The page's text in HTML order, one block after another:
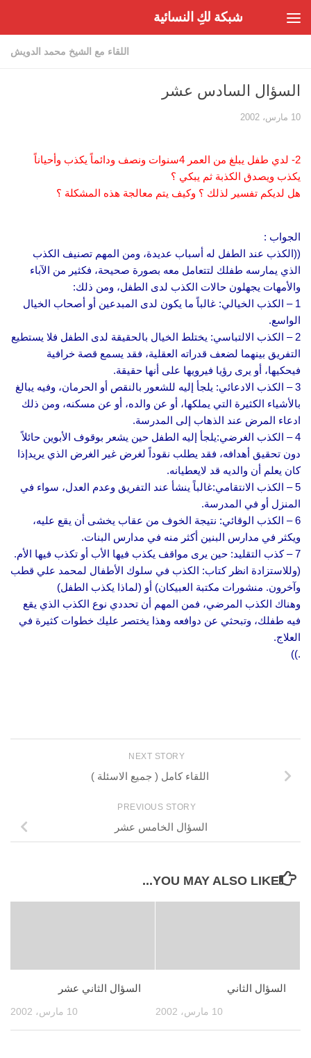
شبكة لكِ النسائية
اللقاء مع الشيخ محمد الدويش
السؤال السادس عشر
10 مارس، 2002
2- لدي طفل يبلغ من العمر 4سنوات ونصف ودائماً يكذب وأحياناً
يكذب ويصدق الكذبة ثم يبكي ؟
هل لديكم تفسير لذلك ؟ وكيف يتم معالجة هذه المشكلة ؟
الجواب :
((الكذب عند الطفل له أسباب عديدة، ومن المهم تصنيف الكذب
الذي يمارسه طفلك لتتعامل معه بصورة صحيحة، فكثير من الآباء
والأمهات يجهلون حالات الكذب لدى الطفل، ومن ذلك:
1 – الكذب الخيالي: غالباً ما يكون لدى المبدعين أو أصحاب الخيال
الواسع.
2 – الكذب الالتباسي: يختلط الخيال بالحقيقة لدى الطفل فلا يستطيع
التفريق بينهما لضعف قدراته العقلية، فقد يسمع قصة خرافية
فيحكيها، أو يرى رؤيا فيرويها على أنها حقيقة.
3 – الكذب الادعائي: يلجأ إليه للشعور بالنقص أو الحرمان، وفيه يبالغ
بالأشياء الكثيرة التي يملكها، أو عن والده، أو عن مسكنه، ومن ذلك
ادعاء المرض عند الذهاب إلى المدرسة.
4 – الكذب الغرضي:يلجأ إليه الطفل حين يشعر بوقوف الأبوين حائلاً
دون تحقيق أهدافه، فقد يطلب نقوداً لغرض غير الغرض الذي يريدإذا
كان يعلم أن والديه قد لايعطيانه.
5 – الكذب الانتقامي:غالباً ينشأ عند التفريق وعدم العدل، سواء في
المنزل أو في المدرسة.
6 – الكذب الوقائي: نتيجة الخوف من عقاب يخشى أن يقع عليه،
ويكثر في مدارس البنين أكثر منه في مدارس البنات.
7 – كذب التقليد: حين يرى مواقف يكذب فيها الأب أو تكذب فيها الأم.
(وللاستزادة انظر كتاب: الكذب في سلوك الأطفال لمحمد علي قطب
وآخرون. منشورات مكتبة العبيكان) أو (لماذا يكذب الطفل)
وهناك الكذب المرضي، فمن المهم أن تحددي نوع الكذب الذي يقع
فيه طفلك، وتبحثي عن دوافعه وهذا يختصر عليك خطوات كثيرة في
العلاج.
.))
NEXT STORY
اللقاء كامل ( جميع الاسئلة )
PREVIOUS STORY
السؤال الخامس عشر
YOU MAY ALSO LIKE...
السؤال الثاني عشر
10 مارس، 2002
السؤال الثاني
10 مارس، 2002